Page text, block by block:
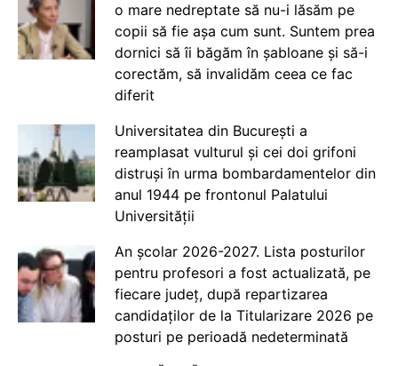
o mare nedreptate să nu-i lăsăm pe
copii să fie așa cum sunt. Suntem prea
dornici să îi băgăm în șabloane și să-i
corectăm, să invalidăm ceea ce fac
diferit
Universitatea din București a
reamplasat vulturul și cei doi grifoni
distruși în urma bombardamentelor din
anul 1944 pe frontonul Palatului
Universității
An școlar 2026-2027. Lista posturilor
pentru profesori a fost actualizată, pe
fiecare județ, după repartizarea
candidaților de la Titularizare 2026 pe
posturi pe perioadă nedeterminată